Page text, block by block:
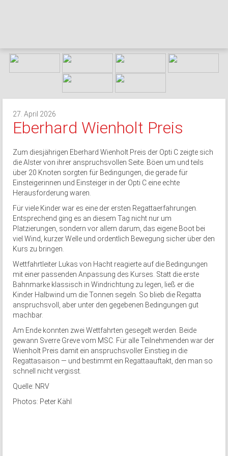
27. April 2026
Eberhard Wienholt Preis
Zum diesjährigen Eberhard Wienholt Preis der Opti C zeigte sich
die Alster von ihrer anspruchsvollen Seite. Böen um und teils
über 20 Knoten sorgten für Bedingungen, die gerade für
Einsteigerinnen und Einsteiger in der Opti C eine echte
Herausforderung waren.
Für viele Kinder war es eine der ersten Regattaerfahrungen.
Entsprechend ging es an diesem Tag nicht nur um
Platzierungen, sondern vor allem darum, das eigene Boot bei
viel Wind, kurzer Welle und ordentlich Bewegung sicher über den
Kurs zu bringen.
Wettfahrtleiter Lukas von Hacht reagierte auf die Bedingungen
mit einer passenden Anpassung des Kurses. Statt die erste
Bahnmarke klassisch in Windrichtung zu legen, ließ er die
Kinder Halbwind um die Tonnen segeln. So blieb die Regatta
anspruchsvoll, aber unter den gegebenen Bedingungen gut
machbar.
Am Ende konnten zwei Wettfahrten gesegelt werden. Beide
gewann Sverre Greve vom MSC. Für alle Teilnehmenden war der
Wienholt Preis damit ein anspruchsvoller Einstieg in die
Regattasaison — und bestimmt ein Regattaauftakt, den man so
schnell nicht vergisst.
Quelle: NRV
Photos: Peter Kähl